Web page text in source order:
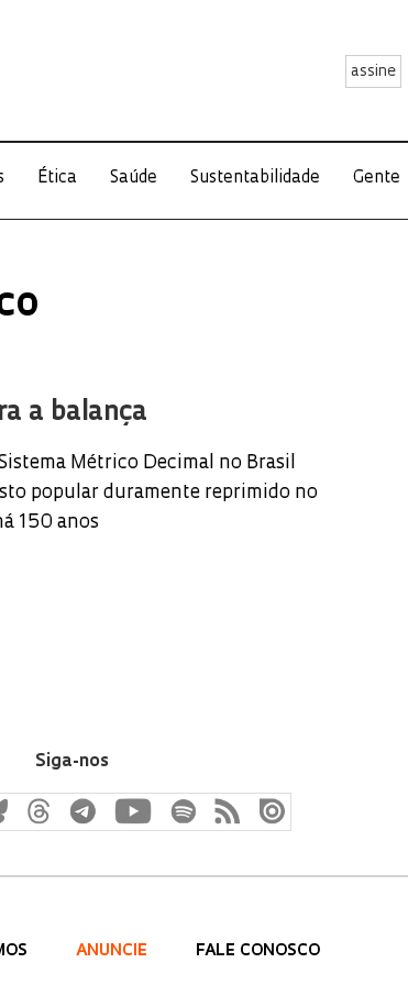
assine
Ética Saúde Sustentabilidade Gente
a balança
Métrico Decimal no Brasil
popular duramente reprimido no
150 anos
Siga-nos
ANUNCIE FALE CONOSCO